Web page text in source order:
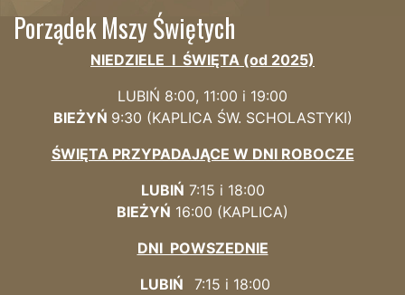
Porządek Mszy Świętych
NIEDZIELE I ŚWIĘTA (od 2025)
LUBIŃ 8:00, 11:00 i 19:00
BIEŻYŃ 9:30 (KAPLICA ŚW. SCHOLASTYKI)
ŚWIĘTA PRZYPADAJĄCE W DNI ROBOCZE
LUBIŃ 7:15 i 18:00
BIEŻYŃ 16:00 (KAPLICA)
DNI POWSZEDNIE
LUBIŃ 7:15 i 18:00